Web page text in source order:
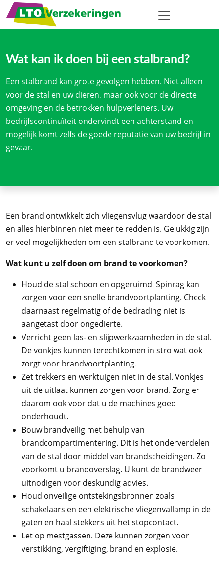
Wat kan ik doen bij een stalbrand?
Een stalbrand kan grote gevolgen hebben. Niet alleen
voor de stal en uw dieren, maar ook voor de directe
omgeving en de betrokken hulpverleners. Uw
bedrijfscontinuïteit ondervindt een achterstand en
mogelijk komt zelfs de goede reputatie van uw bedrijf in
gevaar.
Een brand ontwikkelt zich vliegensvlug waardoor de stal
en alles hierbinnen niet meer te redden is. Gelukkig zijn
er veel mogelijkheden om een stalbrand te voorkomen.
Wat kunt u zelf doen om brand te voorkomen?
Houd de stal schoon en opgeruimd. Spinrag kan
zorgen voor een snelle brandvoortplanting. Check
daarnaast regelmatig of de bedrading niet is
aangetast door ongedierte.
Verricht geen las- en slijpwerkzaamheden in de stal.
De vonkjes kunnen terechtkomen in stro wat ook
zorgt voor brandvoortplanting.
Zet trekkers en werktuigen niet in de stal. Vonkjes
uit de uitlaat kunnen zorgen voor brand. Zorg er
daarom ook voor dat u de machines goed
onderhoudt.
Bouw brandveilig met behulp van
brandcompartimentering. Dit is het onderverdelen
van de stal door middel van brandscheidingen. Zo
voorkomt u brandoverslag. U kunt de brandweer
uitnodigen voor deskundig advies.
Houd onveilige ontstekingsbronnen zoals
schakelaars en een elektrische vliegenvallamp in de
gaten en haal stekkers uit het stopcontact.
Let op mestgassen. Deze kunnen zorgen voor
verstikking, vergiftiging, brand en explosie.